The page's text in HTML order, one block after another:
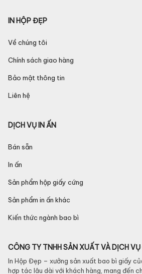
IN HỘP ĐẸP
Về chúng tôi
Chính sách giao hàng
Bảo mật thông tin
Liên hệ
DỊCH VỤ IN ẤN
Bán sẵn
In ấn
Sản phẩm hộp giấy cứng
Sản phẩm in ấn khác
Kiến thức ngành bao bì
CÔNG TY TNHH SẢN XUẤT VÀ DỊCH
In Hộp Đẹp – xưởng sản xuất bao bì giấy
hợp tác lâu dài với khách hàng, mang đến